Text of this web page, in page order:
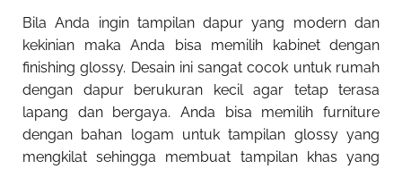
Bila Anda ingin tampilan dapur yang modern dan
kekinian maka Anda bisa memilih kabinet dengan
finishing glossy. Desain ini sangat cocok untuk rumah
dengan dapur berukuran kecil agar tetap terasa
lapang dan bergaya. Anda bisa memilih furniture
dengan bahan logam untuk tampilan glossy yang
mengkilat sehingga membuat tampilan khas yang